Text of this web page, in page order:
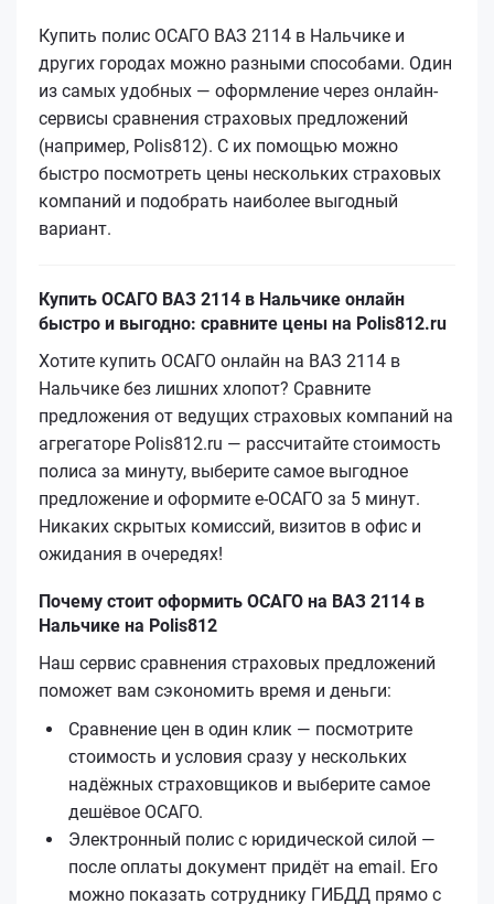
Купить полис ОСАГО ВАЗ 2114 в Нальчике и
других городах можно разными способами. Один
из самых удобных — оформление через онлайн-
сервисы сравнения страховых предложений
(например, Polis812). С их помощью можно
быстро посмотреть цены нескольких страховых
компаний и подобрать наиболее выгодный
вариант.
Купить ОСАГО ВАЗ 2114 в Нальчике онлайн
быстро и выгодно: сравните цены на Polis812.ru
Хотите купить ОСАГО онлайн на ВАЗ 2114 в
Нальчике без лишних хлопот? Сравните
предложения от ведущих страховых компаний на
агрегаторе Polis812.ru — рассчитайте стоимость
полиса за минуту, выберите самое выгодное
предложение и оформите е‑ОСАГО за 5 минут.
Никаких скрытых комиссий, визитов в офис и
ожидания в очередях!
Почему стоит оформить ОСАГО на ВАЗ 2114 в
Нальчике на Polis812
Наш сервис сравнения страховых предложений
поможет вам сэкономить время и деньги:
Сравнение цен в один клик — посмотрите
стоимость и условия сразу у нескольких
надёжных страховщиков и выберите самое
дешёвое ОСАГО.
Электронный полис с юридической силой —
после оплаты документ придёт на email. Его
можно показать сотруднику ГИБДД прямо с